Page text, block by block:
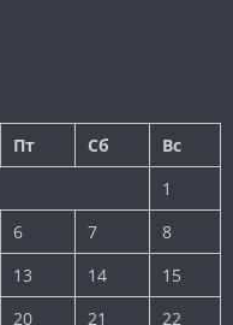
Пт Сб
Вс
1
6 7
8
13 14
15
20 21 22